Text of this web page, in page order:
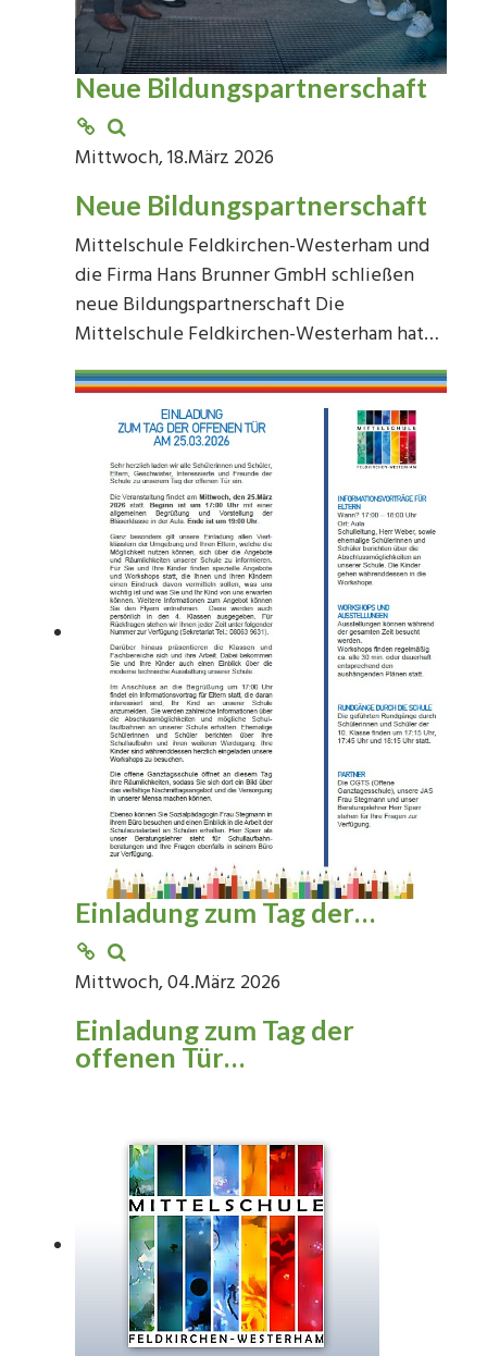
Neue Bildungspartnerschaft
Mittwoch, 18.März 2026
Neue Bildungspartnerschaft
Mittelschule Feldkirchen-Westerham und
die Firma Hans Brunner GmbH schließen
neue Bildungspartnerschaft Die
Mittelschule Feldkirchen-Westerham hat…
Einladung zum Tag der…
Mittwoch, 04.März 2026
Einladung zum Tag der
offenen Tür…